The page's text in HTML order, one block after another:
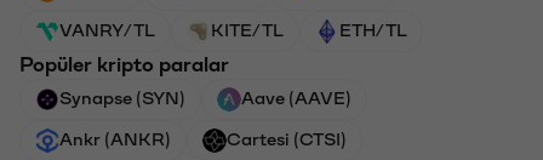
VANRY/TL KITE/TL ETH/TL
Popüler kripto paralar
Synapse (SYN) Aave (AAVE)
Ankr (ANKR) Cartesi (CTSI)